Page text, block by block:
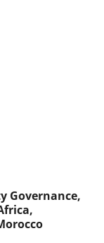
Governance,